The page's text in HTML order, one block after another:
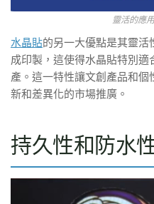
靈活的應
水晶貼的另一大優點是其靈活
成印製，這使得水晶貼特別
產。這一特性讓文創產品和個
新和差異化的市場推廣。
持久性和防水